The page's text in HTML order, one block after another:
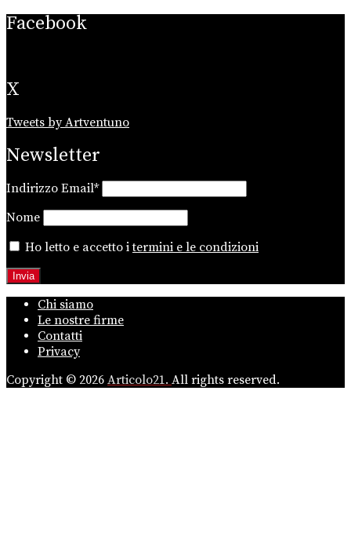
Facebook
X
Tweets by Artventuno
Newsletter
Indirizzo Email*
Nome
Ho letto e accetto itermini e le condizioni
Chi siamo
Le nostre firme
Contatti
Privacy
Copyright © 2026 Articolo21. All rights reserved.